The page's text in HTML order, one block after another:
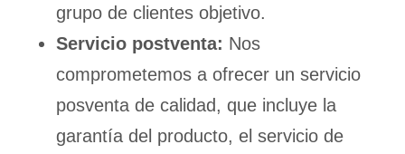
grupo de clientes objetivo.
Servicio postventa: Nos
comprometemos a ofrecer un servicio
posventa de calidad, que incluye la
garantía del producto, el servicio de